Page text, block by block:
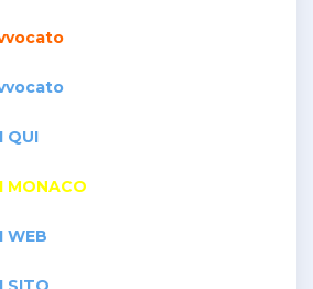
QUI
MONACO
WEB